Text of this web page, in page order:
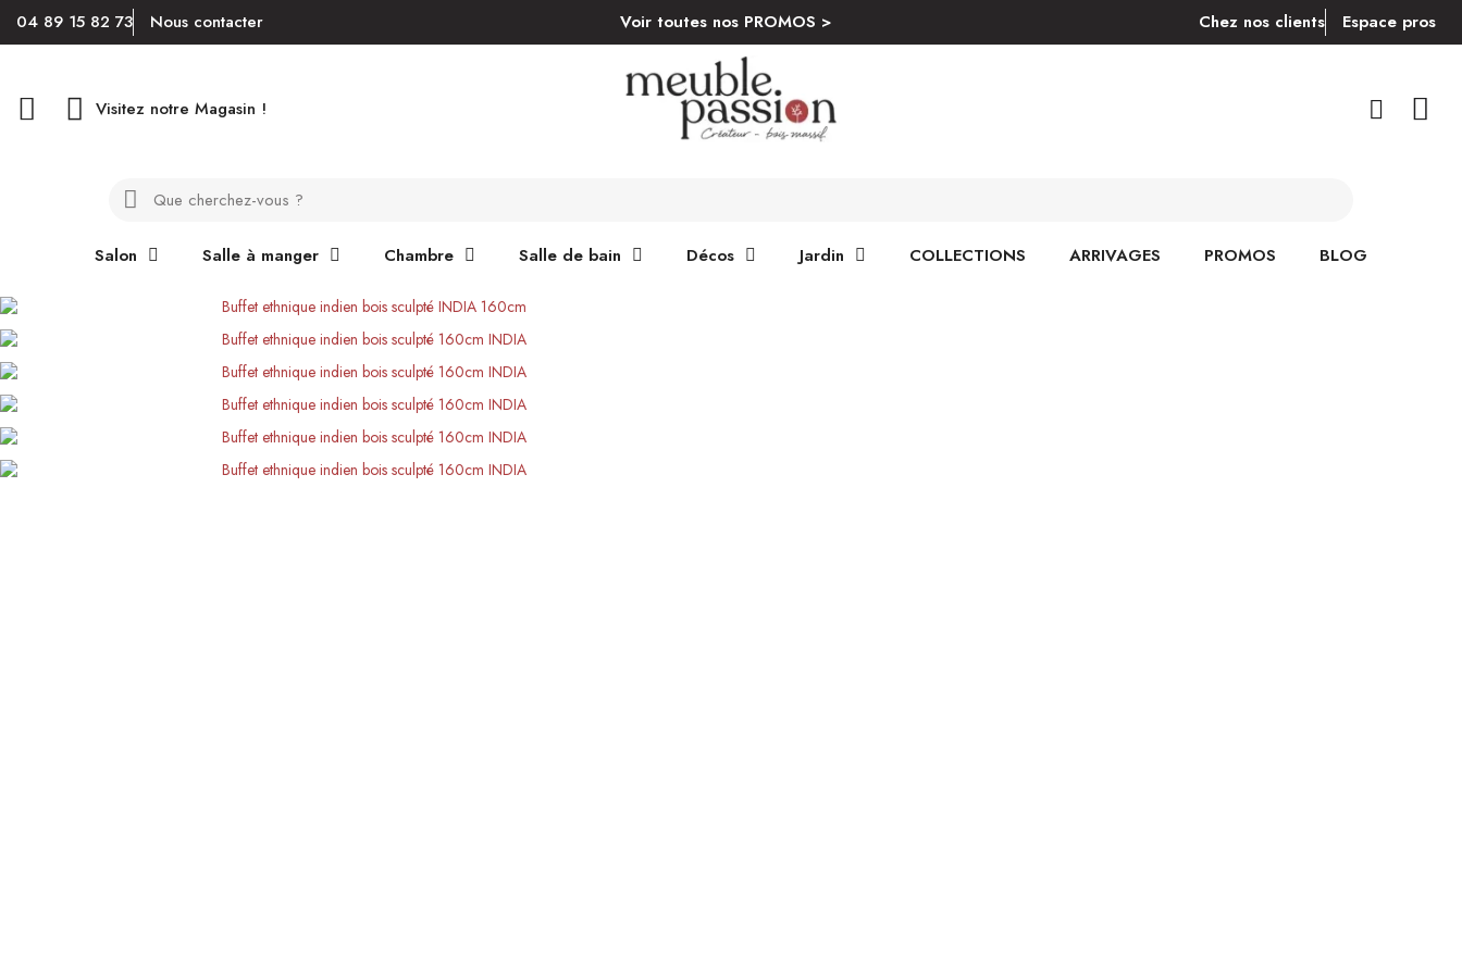
04 89 15 82 73 Nous contacter Voir toutes nos PROMOS > Chez nos clients Espace pros
Visitez notre Magasin !
Salon Salle à manger Chambre Salle de bain Décos Jardin COLLECTIONS ARRIVAGES PROMOS BLOG